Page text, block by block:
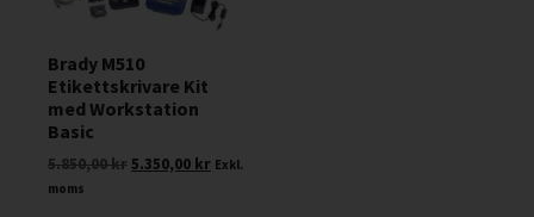
Brady M510
Etikettskrivare Kit
med Workstation
Basic
5.850,00kr5.350,00 kr Exkl.
moms